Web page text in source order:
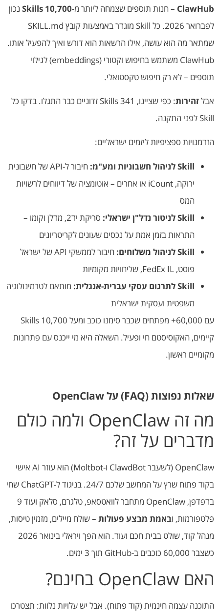
ClawHub – חנות תוספים שצמחה ליותר מ-10,700 Skills
נכון
לפברואר 2026. כל Skill מוגדר באמצעות קובץ SKILL.md
שמתאר מה הוא עושה, אילו הרשאות הוא דורש ואיך להפעיל אותו.
ClawHub משתמש בחיפוש וקטורי (embeddings) לגילוי
תוספים – לא רק חיפוש טקסטואלי.
אבלזהירות
: כפי שציינו, 341 Skills זדוניים כבר התגלו. בדקו כל
Skill לפני התקנה.
הזדמנויות ספציפיות ליזמים ישראליים:
Skill לניהול חשבוניות ומע"מ:
חיבור ל-API של חשבונית
ירוקה, iCount או אחרים – אוטומציה של דיווחים לרשויות
המס
Skill לניטור נדל"ן ישראלי:
סריקת יד2, מדלן וקומו –
התראות בזמן אמת על נכסים שעונים לקריטריונים
Skill לניהול משלוחים:
חיבור לממשקי API של ישראל
פוסט, FedEx IL, שליחויות מקומיות
Skill לתרגום עסקי עברית-אנגלית:
מותאם לטרמינולוגיה
משפטית ועסקית ישראלית
עם 60,000+ מפתחים שכבר סימנו כוכב ומעל 10,700 Skills
קיימים, האקוסיסטם חי ופעיל. השאלה היא מי ייכנס עם פתרונות
מקומיים ראשון.
שאלות נפוצות (FAQ) על OpenClaw
מה זה OpenClaw ולמה כולם
מדברים על זה?
OpenClaw (לשעבר ClawdBot ו-Moltbot) הוא עוזר AI אישי
בקוד פתוח שרץ על המחשב שלכם 24/7. בניגוד ל-ChatGPT שחי
בדפדפן, OpenClaw מתחבר לוואטסאפ, טלגרם, סלאק ועוד 9
פלטפורמות, ובאמת מבצע פעולות – שולח מיילים, מזמין טיסות,
מנהל קוד, שולט בבית חכם ועוד. הוא הפך ויראלי בינואר 2026
כשצבר 60,000 כוכבים ב-GitHub תוך 3 ימים.
האם OpenClaw בחינם?
התוכנה עצמה חינמית (קוד פתוח). אבל יש עלויות נלוות: תצטרכו